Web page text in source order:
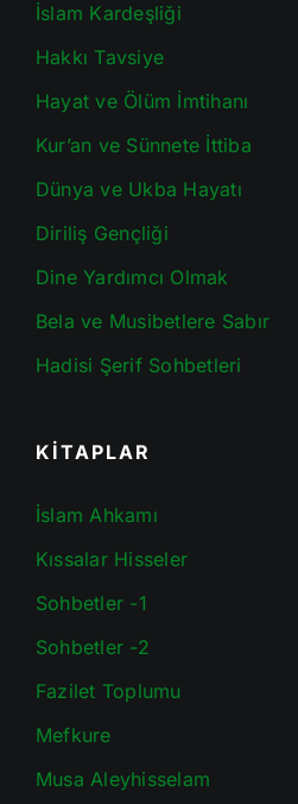
İslam Kardeşliği
Hakkı Tavsiye
Hayat ve Ölüm İmtihanı
Kur’an ve Sünnete İttiba
Dünya ve Ukba Hayatı
Diriliş Gençliği
Dine Yardımcı Olmak
Bela ve Musibetlere Sabır
Hadisi Şerif Sohbetleri
KİTAPLAR
İslam Ahkamı
Kıssalar Hisseler
Sohbetler -1
Sohbetler -2
Fazilet Toplumu
Mefkure
Musa Aleyhisselam